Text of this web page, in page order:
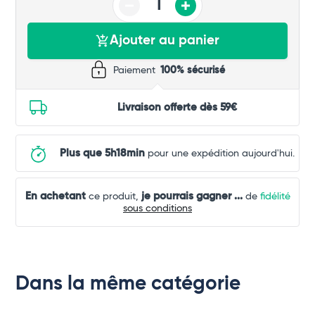
Ajouter au panier
Paiement 100% sécurisé
Livraison offerte dès 59€
Plus que 5h18min pour une expédition aujourd'hui.
En achetantce produit, je pourrais gagner ...de fidélité
sous conditions
Dans la même catégorie